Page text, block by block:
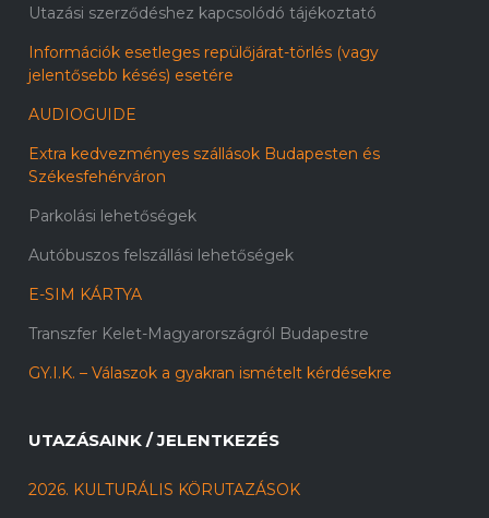
Utazási szerződéshez kapcsolódó tájékoztató
Információk esetleges repülőjárat-törlés (vagy
jelentősebb késés) esetére
AUDIOGUIDE
Extra kedvezményes szállások Budapesten és
Székesfehérváron
Parkolási lehetőségek
Autóbuszos felszállási lehetőségek
E-SIM KÁRTYA
Transzfer Kelet-Magyarországról Budapestre
GY.I.K. – Válaszok a gyakran ismételt kérdésekre
UTAZÁSAINK / JELENTKEZÉS
2026. KULTURÁLIS KÖRUTAZÁSOK